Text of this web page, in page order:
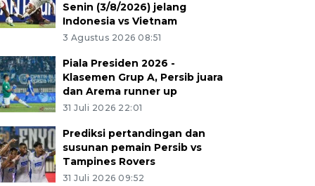
Senin (3/8/2026) jelang
Indonesia vs Vietnam
3 Agustus 2026 08:51
Piala Presiden 2026 -
Klasemen Grup A, Persib juara
dan Arema runner up
31 Juli 2026 22:01
Prediksi pertandingan dan
susunan pemain Persib vs
Tampines Rovers
31 Juli 2026 09:52